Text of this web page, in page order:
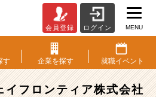
会員登録 ログイン MENU
す 企業を探す 就職イベント
イフロンティア株式会社